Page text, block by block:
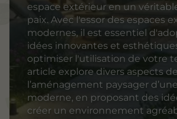
espace extérieur en un
paix. Avec l'essor des espaces
modernes, il est essentiel
idées innovantes et
optimiser l'utilisation de votre
article explore divers aspects de
l’aménagement paysager
moderne, en proposant des
créer un environnement